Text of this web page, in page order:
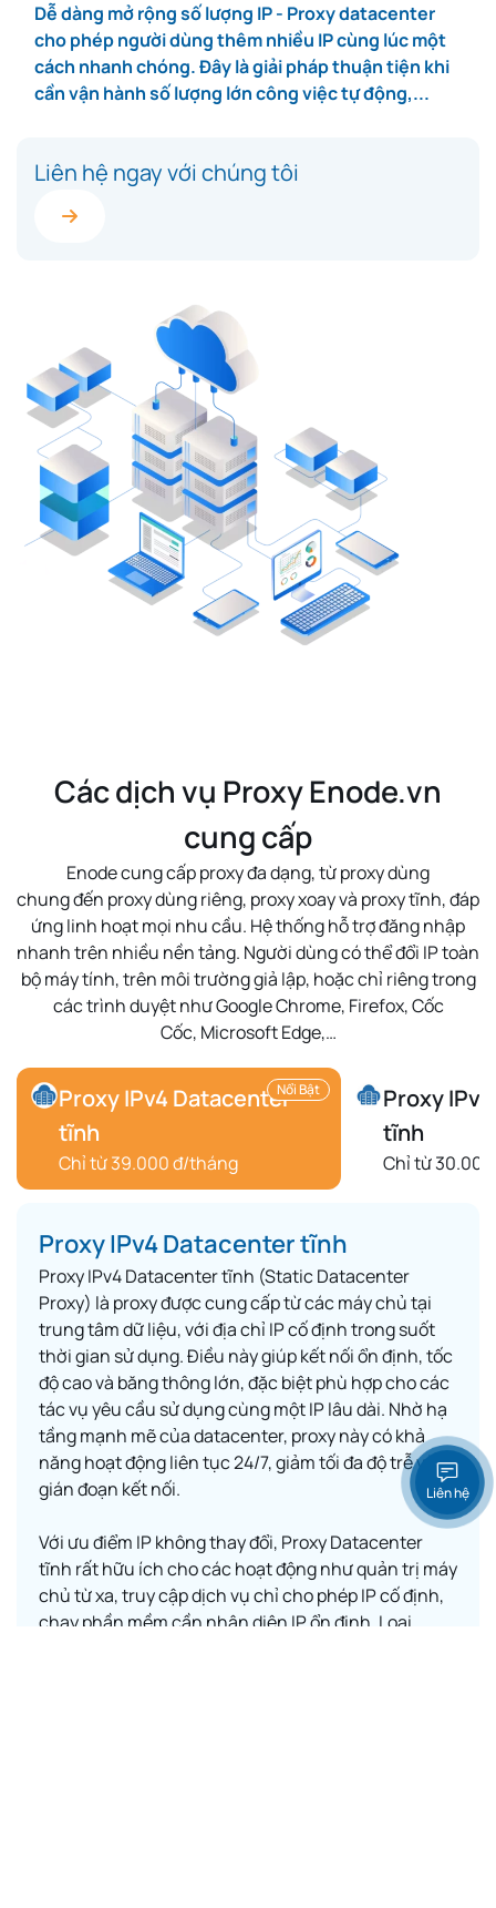
Dễ dàng mở rộng số lượng IP - Proxy datacenter
cho phép người dùng thêm nhiều IP cùng lúc một
cách nhanh chóng. Đây là giải pháp thuận tiện khi
cần vận hành số lượng lớn công việc tự động,...
Liên hệ ngay với chúng tôi
Các dịch vụ Proxy Enode.vn
cung cấp
Enode cung cấp proxy đa dạng, từproxy dùng
chungđến proxy dùng riêng, proxy xoayvà proxy tĩnh, đáp
ứng linh hoạt mọi nhu cầu. Hệ thống hỗ trợđăng nhập
nhanhtrên nhiều nền tảng. Người dùng có thểđổi IP toàn
bộ máy tính, trên môi trườnggiả lập, hoặc chỉ riêng trong
các trình duyệt nhưGoogle Chrome, Firefox,Cốc
Cốc, Microsoft Edge,…
Nổi Bật
Proxy IPv4 Datacenter
tĩnh
Chỉ từ 39.000 đ/tháng
Proxy
tĩnh
Chỉ từ
Proxy IPv4 Datacenter tĩnh
Proxy IPv4 Datacenter tĩnh (Static Datacenter
Proxy) là proxy được cung cấp từ các máy chủ tại
trung tâm dữ liệu, với địa chỉ IP cố định trong suốt
thời gian sử dụng. Điều này giúp kết nối ổn định, tốc
độ cao và băng thông lớn, đặc biệt phù hợp cho các
tác vụ yêu cầu sử dụng cùng một IP lâu dài. Nhờ hạ
tầng mạnh mẽ của datacenter, proxy này có khả
năng hoạt động liên tục 24/7, giảm tối đa độ trễ và
gián đoạn kết nối.
Với ưu điểm IP không thay đổi, Proxy Datacenter
tĩnh rất hữu ích cho các hoạt động như quản trị máy
chủ từ xa, truy cập dịch vụ chỉ cho phép IP cố định,
chạy phần mềm cần nhận diện IP ổn định. Loại
Liên hệ